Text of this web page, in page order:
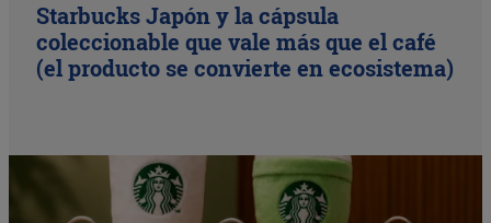
Starbucks Japón y la cápsula
coleccionable que vale más que el café
(el producto se convierte en ecosistema)